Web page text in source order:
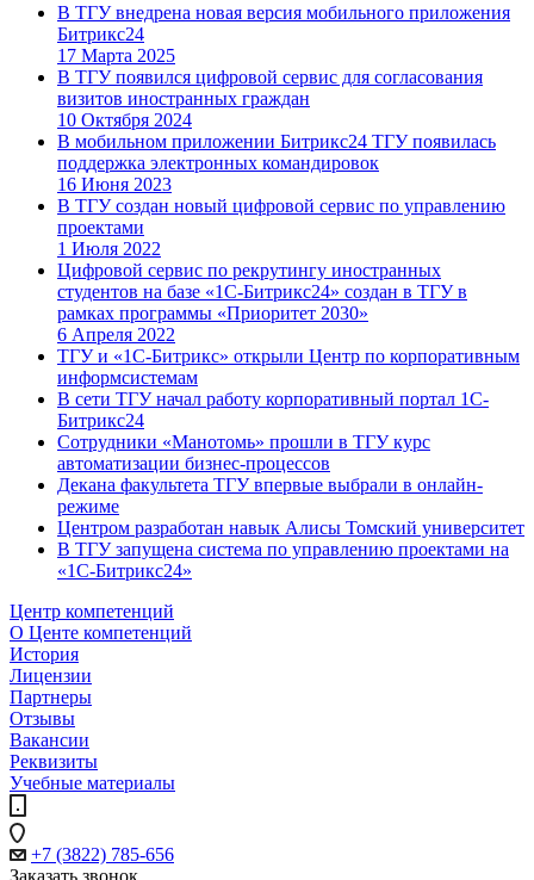
В ТГУ внедрена новая версия мобильного приложения
Битрикс24
17 Марта 2025
В ТГУ появился цифровой сервис для согласования
визитов иностранных граждан
10 Октября 2024
В мобильном приложении Битрикс24 ТГУ появилась
поддержка электронных командировок
16 Июня 2023
В ТГУ создан новый цифровой сервис по управлению
проектами
1 Июля 2022
Цифровой сервис по рекрутингу иностранных
студентов на базе «1С-Битрикс24» создан в ТГУ в
рамках программы «Приоритет 2030»
6 Апреля 2022
ТГУ и «1С-Битрикс» открыли Центр по корпоративным
информсистемам
В сети ТГУ начал работу корпоративный портал 1С-
Битрикс24
Сотрудники «Манотомь» прошли в ТГУ курс
автоматизации бизнес-процессов
Декана факультета ТГУ впервые выбрали в онлайн-
режиме
Центром разработан навык Алисы Томский университет
В ТГУ запущена система по управлению проектами на
«1С-Битрикс24»
Центр компетенций
О Центе компетенций
История
Лицензии
Партнеры
Отзывы
Вакансии
Реквизиты
Учебные материалы
+7 (3822) 785-656
Заказать звонок